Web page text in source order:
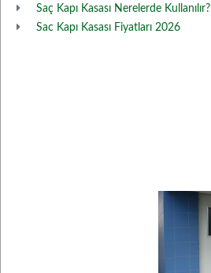
Saç Kapı Kasası Nerelerde Kullanılır?
Sac Kapı Kasası Fiyatları 2026